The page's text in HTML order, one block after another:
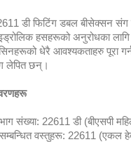
डी फिटिंग डबल बीसेक्सन संग
हसहरूको अनुरोधका
धेरै आवश्यकताहरु पूरा
लेपित छन्।
संख्या: 22611 डी (बीएसपी
वस्तुहरू: 22611 (एकल